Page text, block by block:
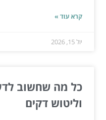
קרא עוד »
יול 15, 2026
כל מה שחשוב
וליטוש דקים